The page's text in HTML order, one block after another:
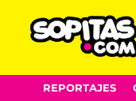
Skip
REPORTAJES